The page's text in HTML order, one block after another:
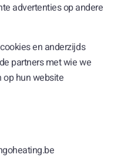
advertenties op andere
en anderzijds
partners met wie we
hun website